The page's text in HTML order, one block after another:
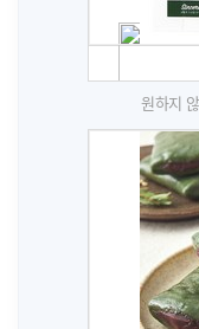
원하지